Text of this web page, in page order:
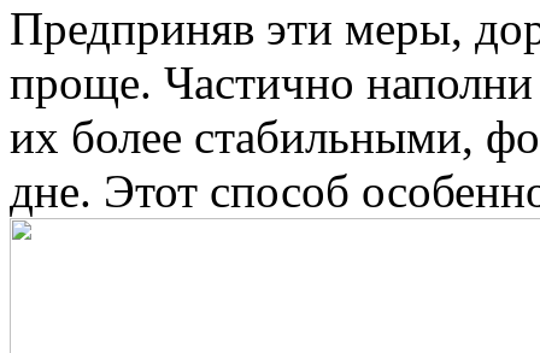
Предприняв эти меры,
проще. Частично наполни
их более стабильными,
дне. Этот способ